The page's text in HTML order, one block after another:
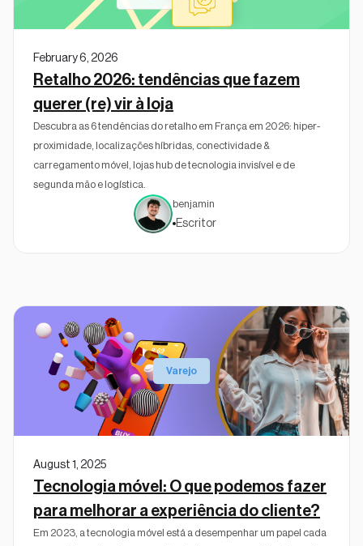
February 6, 2026
Retalho 2026: tendências que fazem
querer (re) vir à loja
Descubra as 6 tendências do retalho em França em 2026: hiper-
proximidade, localizações híbridas, conectividade &
carregamento móvel, lojas hub de tecnologia invisível e de
segunda mão e logística.
benjamin
Escritor
Varejo
August 1, 2025
Tecnologia móvel: O que podemos fazer
para melhorar a experiência do cliente?
Em 2023, a tecnologia móvel está a desempenhar um papel cada